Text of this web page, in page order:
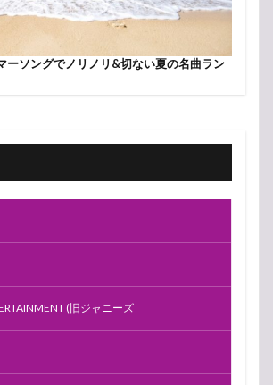
ーソングでノリノリ&切ない夏の名曲ラン
(旧ジャニーズ